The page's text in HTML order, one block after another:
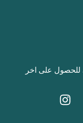
للحصول على اخر